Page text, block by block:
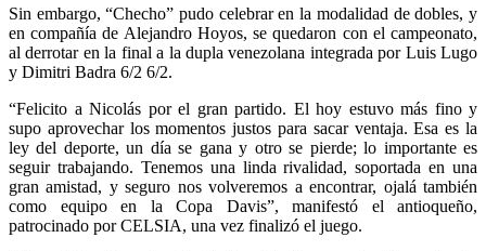
Sin embargo, “Checho” pudo celebrar en la modalidad de dobles, y
en compañía de Alejandro Hoyos, se quedaron con el campeonato,
al derrotar en la final a la dupla venezolana integrada por Luis Lugo
y Dimitri Badra 6/2 6/2.
“Felicito a Nicolás por el gran partido. El hoy estuvo más fino y
supo aprovechar los momentos justos para sacar ventaja. Esa es la
ley del deporte, un día se gana y otro se pierde; lo importante es
seguir trabajando. Tenemos una linda rivalidad, soportada en una
gran amistad, y seguro nos volveremos a encontrar, ojalá también
como equipo en la Copa Davis”, manifestó el antioqueño,
patrocinado por CELSIA, una vez finalizó el juego.